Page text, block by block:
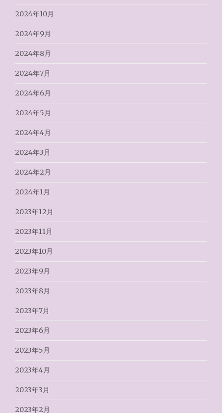
2024年10月
2024年9月
2024年8月
2024年7月
2024年6月
2024年5月
2024年4月
2024年3月
2024年2月
2024年1月
2023年12月
2023年11月
2023年10月
2023年9月
2023年8月
2023年7月
2023年6月
2023年5月
2023年4月
2023年3月
2023年2月